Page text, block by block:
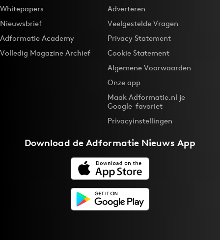
Whitepapers
Nieuwsbrief
Adformatie Academy
Volledig Magazine Archief
Adverteren
Veelgestelde Vragen
Privacy Statement
Cookie Statement
Algemene Voorwaarden
Onze app
Maak Adformatie.nl je
Google-favoriet
Privacyinstellingen
Download deAdformatie Nieuws App